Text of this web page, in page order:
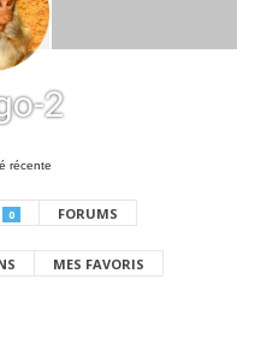
2
récente
0 FORUMS
MES FAVORIS